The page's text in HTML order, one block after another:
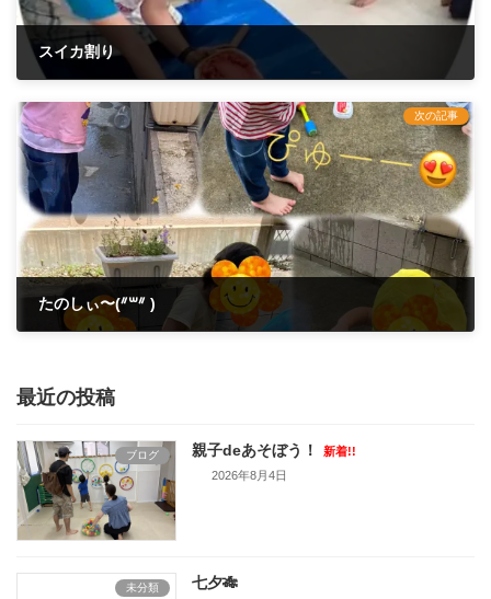
スイカ割り
次の記事
たのしぃ〜(ᐥ꒳ᐥ )
最近の投稿
ブログ 親子deあそぼう！
新着!!
2026年8月4日
未分類 七夕🎋